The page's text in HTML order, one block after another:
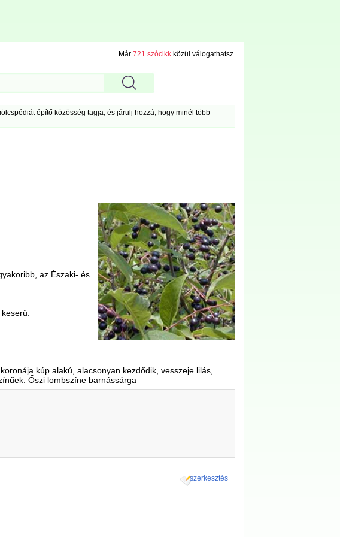
Már 721 szócikkközül válogathatsz.
építő közösség tagja, és járulj hozzá, hogy minél több
az Északi- és
kúp alakú, alacsonyan kezdődik, vesszeje lilás,
Őszi lombszíne barnássárga
szerkesztés